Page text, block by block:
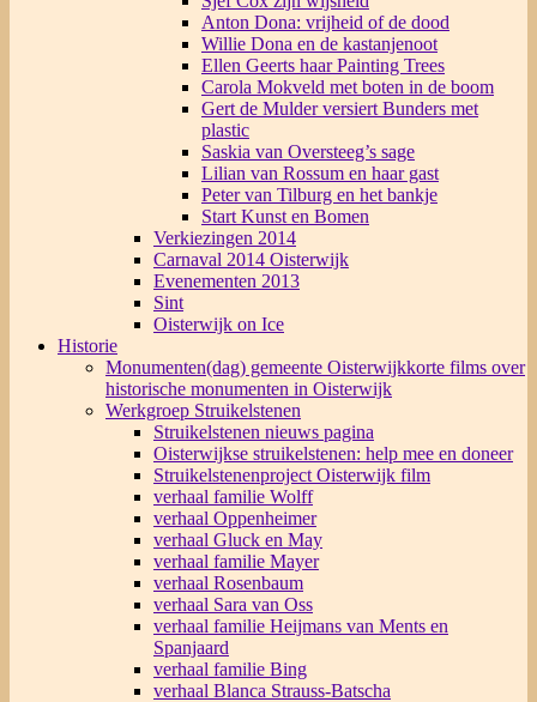
Anton Dona: vrijheid of de dood
Willie Dona en de kastanjenoot
Ellen Geerts haar Painting Trees
Carola Mokveld met boten in de boom
Gert de Mulder versiert Bunders met
plastic
Saskia van Oversteeg’s sage
Lilian van Rossum en haar gast
Peter van Tilburg en het bankje
Start Kunst en Bomen
Verkiezingen 2014
Carnaval 2014 Oisterwijk
Evenementen 2013
Sint
Oisterwijk on Ice
Historie
Monumenten(dag) gemeente Oisterwijkkorte films over
historische monumenten in Oisterwijk
Werkgroep Struikelstenen
Struikelstenen nieuws pagina
Oisterwijkse struikelstenen: help mee en doneer
Struikelstenenproject Oisterwijk film
verhaal familie Wolff
verhaal Oppenheimer
verhaal Gluck en May
verhaal familie Mayer
verhaal Rosenbaum
verhaal Sara van Oss
verhaal familie Heijmans van Ments en
Spanjaard
verhaal familie Bing
verhaal Blanca Strauss-Batscha